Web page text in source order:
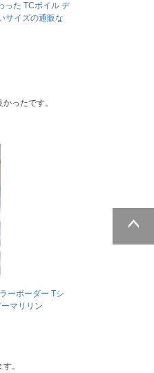
った TCボイル デ
サイズの通販な
ったです。
ーボーダー Tシ
マリリン
。
ページトッ